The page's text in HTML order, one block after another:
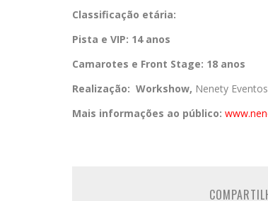
Classificação etária:
Pista e VIP: 14 anos
Camarotes e Front Stage: 18 anos
Realização: Workshow, Nenety
Mais informações ao público: